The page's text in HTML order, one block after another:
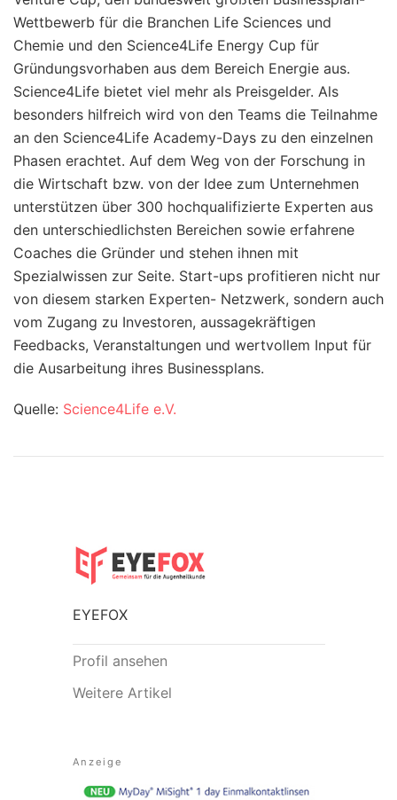
Wettbewerb für die Branchen Life Sciences und
Chemie und den Science4Life Energy Cup für
Gründungsvorhaben aus dem Bereich Energie aus.
Science4Life bietet viel mehr als Preisgelder. Als
besonders hilfreich wird von den Teams die Teilnahme
an den Science4Life Academy-Days zu den einzelnen
Phasen erachtet. Auf dem Weg von der Forschung in
die Wirtschaft bzw. von der Idee zum Unternehmen
unterstützen über 300 hochqualifizierte Experten aus
den unterschiedlichsten Bereichen sowie erfahrene
Coaches die Gründer und stehen ihnen mit
Spezialwissen zur Seite. Start-ups profitieren nicht nur
von diesem starken Experten- Netzwerk, sondern auch
vom Zugang zu Investoren, aussagekräftigen
Feedbacks, Veranstaltungen und wertvollem Input für
die Ausarbeitung ihres Businessplans.
Quelle: Science4Life e.V.
EYEFOX
Profil ansehen
Weitere Artikel